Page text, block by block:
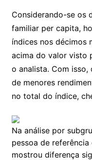
Considerando-se os
familiar per capita,
índices nos décimos
acima do valor visto
o analista. Com
de menores
no total do índice,
Na análise por
pessoa de
mostrou diferença